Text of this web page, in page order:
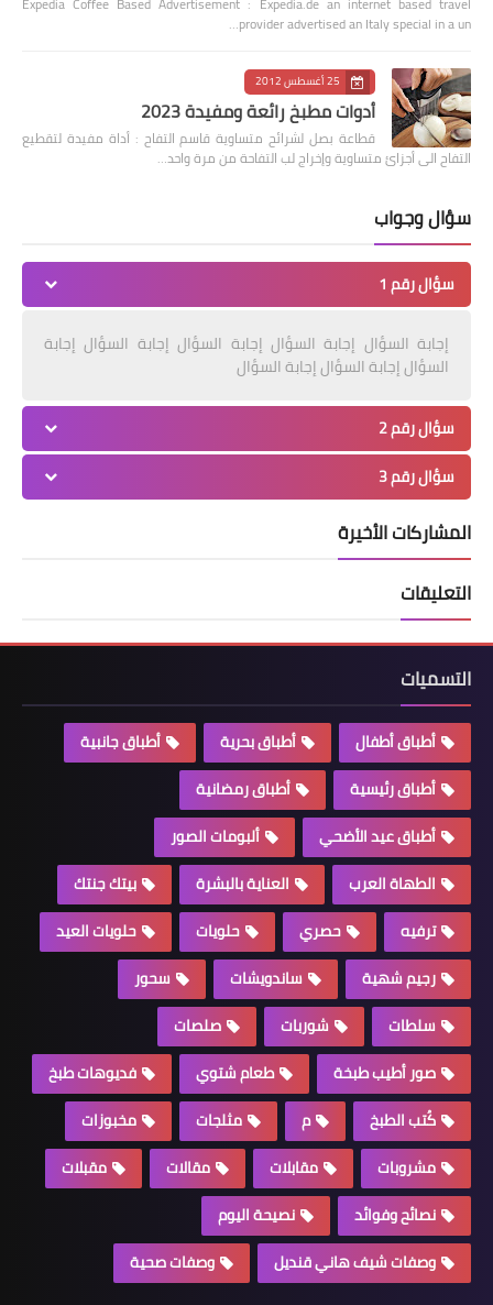
provider advertised an Italy special in a un…
25 أغسطس 2012
أدوات مطبخ رائعة ومفيدة 2023
قطاعة بصل لشرائح متساوية قاسم التفاح : أداة مفيدة لتقطيع
التفاح الى أجزائ متساوية وإخراج لب التفاحة من مرة واحد…
سؤال وجواب
سؤال رقم 1
إجابة السؤال إجابة السؤال إجابة السؤال إجابة السؤال إجابة
السؤال إجابة السؤال إجابة السؤال
سؤال رقم 2
سؤال رقم 3
المشاركات الأخيرة
التعليقات
التسميات
أطباق أطفال أطباق بحرية
أطباق جانبية
أطباق رئيسية
أطباق رمضانية
أطباق عيد الأضحي
ألبومات الصور
الطهاة العرب
العناية بالبشرة
بيتك جنتك
ترفيه
حصري حلويات
حلويات العيد
رجيم شهية
ساندويشات
سحور
سلطات
شوربات
صلصات
صور أطيب طبخة
طعام شتوي
فديوهات طبخ
كُتب الطبخ
م مثلجات
مخبوزات
مشروبات
مقابلات مقالات
مقبلات
نصائح وفوائد
نصيحة اليوم
وصفات شيف هاني قنديل
وصفات صحية